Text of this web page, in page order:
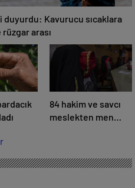
duyurdu: Kavurucu sıcaklara
arası
84 hakim ve savcı
meslekten men